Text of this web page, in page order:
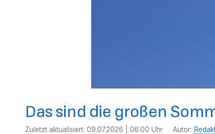
Das sind die großen
Zuletzt aktualisiert: 09.07.2026 | 06:00 Uhr Autor: